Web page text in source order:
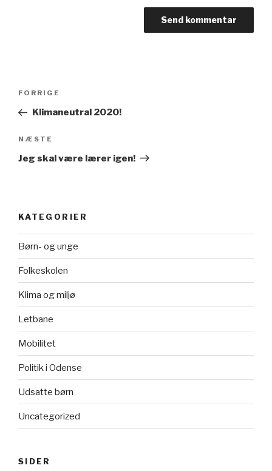
Forrige
indlæg
FORRIGE
Klimaneutral 2020!
Næste
indlæg
NÆSTE
Jeg skal være lærer igen!
KATEGORIER
Børn- og unge
Folkeskolen
Klima og miljø
Letbane
Mobilitet
Politik i Odense
Udsatte børn
Uncategorized
SIDER